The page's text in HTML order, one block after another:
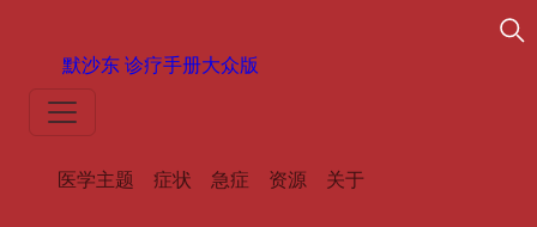
默沙东 诊疗手册大众版
医学主题 症状 急症 资源 关于